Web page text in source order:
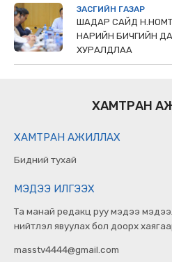
ЗАСГИЙН ГАЗАР
ШАДАР САЙД
НАРИЙН БИЧГИЙН
ХУРАЛДЛАА
ХАМТРАН
ХАМТРАН АЖИЛЛАХ
Бидний тухай
МЭДЭЭ ИЛГЭЭХ
Та манай редакц руу мэдээ
нийтлэл явуулах бол доорх хаягаар
masstv4444@gmail.com